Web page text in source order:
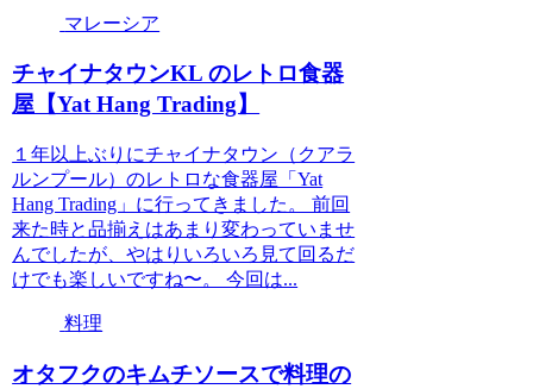
マレーシア
チャイナタウンKL のレトロ食器
屋【Yat Hang Trading】
１年以上ぶりにチャイナタウン（クアラ
ルンプール）のレトロな食器屋「Yat
Hang Trading」に行ってきました。 前回
来た時と品揃えはあまり変わっていませ
んでしたが、やはりいろいろ見て回るだ
けでも楽しいですね〜。 今回は...
料理
オタフクのキムチソースで料理の